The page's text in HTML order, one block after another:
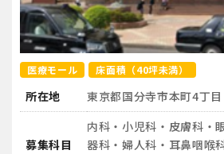
医療モール 床面積（40坪未満）
所在地 東京都国分寺市本町4丁目
募集科目
内科・小児科・皮膚科・
器科・婦人科・耳鼻咽喉